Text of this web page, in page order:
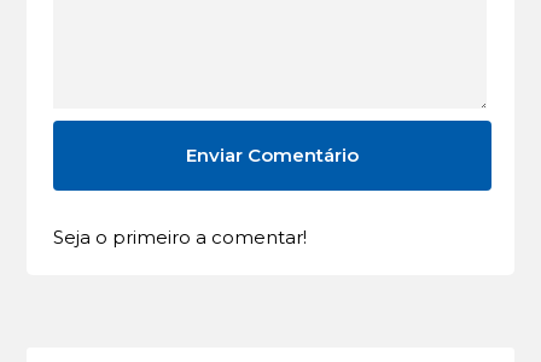
Seja o primeiro a comentar!